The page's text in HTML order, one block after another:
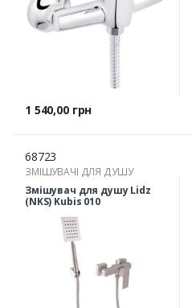
Ціна
1 540,00 грн
68723
ЗМІШУВАЧІ ДЛЯ ДУШУ
Змішувач для душу Lidz
(NKS) Kubis 010